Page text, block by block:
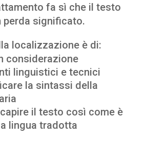
fa sì che il testo
perda significato.
localizzazione è di:
considerazione
linguistici e tecnici
la sintassi della
il testo così come è
lingua tradotta